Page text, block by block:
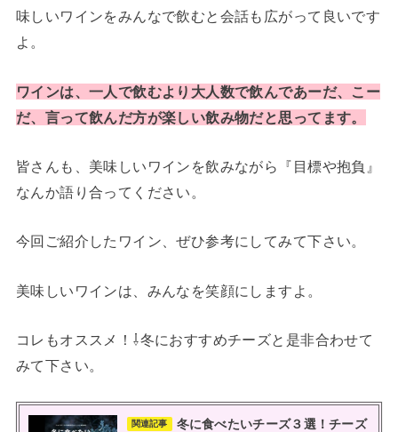
味しいワインをみんなで飲むと会話も広がって良いです
よ。
ワインは、一人で飲むより大人数で飲んであーだ、こー
だ、言って飲んだ方が楽しい飲み物だと思ってます。
皆さんも、美味しいワインを飲みながら『目標や抱負』
なんか語り合ってください。
今回ご紹介したワイン、ぜひ参考にしてみて下さい。
美味しいワインは、みんなを笑顔にしますよ。
コレもオススメ！⇩冬におすすめチーズと是非合わせて
みて下さい。
関連記事
冬に食べたいチーズ３選！チーズ